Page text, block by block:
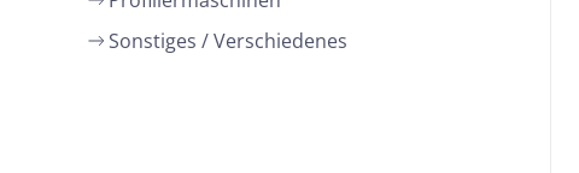
Sonstiges / Verschiedenes